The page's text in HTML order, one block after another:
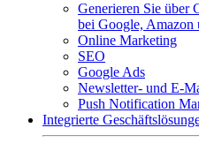
Generieren Sie über
bei Google, Amazon
Online Marketing
SEO
Google Ads
Newsletter- und E-
Push Notification
Integrierte